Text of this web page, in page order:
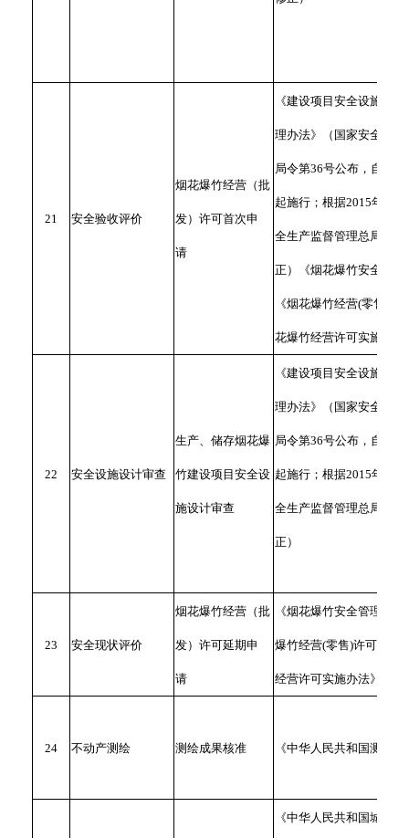
21 安全验收评价
烟花爆竹经营（批
发）许可首次申
请
《建设项目安全设施“三
理办法》（国家安全生产
局令第36号公布，自
起施行；根据2015年4月
全生产监督管理总局令第
正）《烟花爆竹安全管理
《烟花爆竹经营(零售)许
花爆竹经营许可实施办法
22 安全设施设计审查
生产、储存烟花爆
竹建设项目安全设
施设计审查
《建设项目安全设施“三
理办法》（国家安全生产
局令第36号公布，自
起施行；根据2015年4月
全生产监督管理总局令第
正）
23 安全现状评价
烟花爆竹经营（批
发）许可延期申
请
《烟花爆竹安全管理条
爆竹经营(零售)许可证》
经营许可实施办法》
24 不动产测绘 测绘成果核准 《中华人民共和国测绘法
《中华人民共和国城市